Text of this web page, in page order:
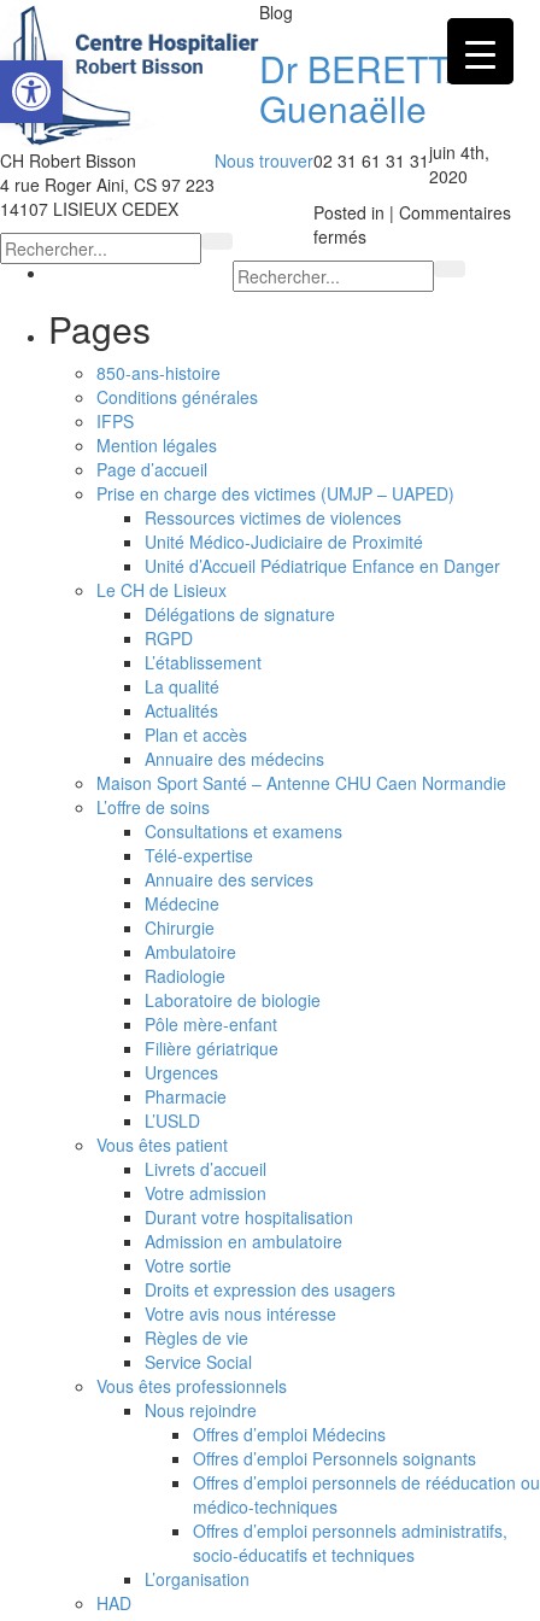
Ouvrir la barre d’outils
CH Robert Bisson
4 rue Roger Aini, CS 97 223
14107 LISIEUX CEDEX
Nous trouver02 31 61 31 31
Blog
Dr BERETTA
Guenaëlle
juin 4th,
2020
Posted in | Commentaires
ferméssur
Dr
Pages
850-ans-histoire
Conditions générales
IFPS
Mention légales
Page d’accueil
Prise en charge des victimes (UMJP – UAPED)
Ressources victimes de violences
Unité Médico-Judiciaire de Proximité
Unité d’Accueil Pédiatrique Enfance en Danger
Le CH de Lisieux
Délégations de signature
RGPD
L’établissement
La qualité
Actualités
Plan et accès
Annuaire des médecins
Maison Sport Santé – Antenne CHU Caen Normandie
L’offre de soins
Consultations et examens
Télé-expertise
Annuaire des services
Médecine
Chirurgie
Ambulatoire
Radiologie
Laboratoire de biologie
Pôle mère-enfant
Filière gériatrique
Urgences
Pharmacie
L’USLD
Vous êtes patient
Livrets d’accueil
Votre admission
Durant votre hospitalisation
Admission en ambulatoire
Votre sortie
Droits et expression des usagers
Votre avis nous intéresse
Règles de vie
Service Social
Vous êtes professionnels
Nous rejoindre
Offres d’emploi Médecins
Offres d’emploi Personnels soignants
Offres d’emploi personnels de rééducation ou
médico-techniques
Offres d’emploi personnels administratifs,
socio-éducatifs et techniques
L’organisation
HAD